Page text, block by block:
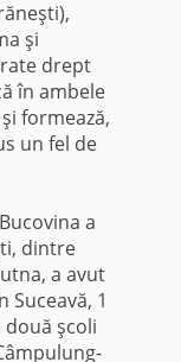
şi
drept
în ambele
formează,
un fel de
a
dintre
a avut
Suceavă, 1
două şcoli